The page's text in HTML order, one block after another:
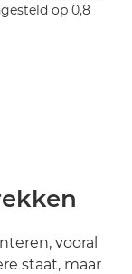
op 0,8
vooral
staat, maar